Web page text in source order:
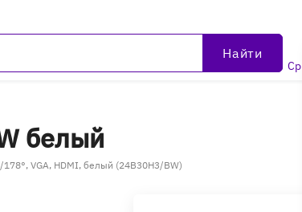
Найти
белый
VGA, HDMI, белый (24B30H3/BW)